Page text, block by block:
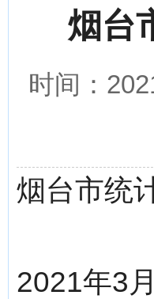
烟台
时间：
烟台市统
2021年3